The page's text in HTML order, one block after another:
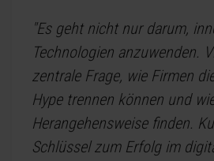
"Es geht nicht nur darum,
Technologien anzuwenden.
zentrale Frage, wie Firmen
Hype trennen können und
Herangehensweise finden.
Schlüssel zum Erfolg im